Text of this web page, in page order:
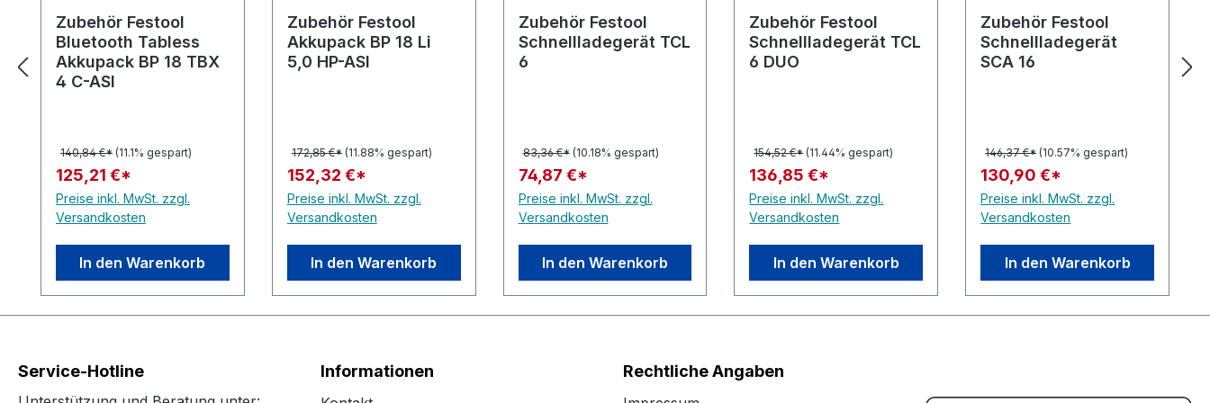
Zubehör Festool
Bluetooth Tabless
Akkupack BP 18 TBX
4 C-ASI
140,84 €* (11.1% gespart)
125,21 €*
Preise inkl. MwSt. zzgl.
Versandkosten
In den Warenkorb
Zubehör Festool
Akkupack BP 18 Li
5,0 HP-ASI
172,85 €* (11.88% gespart)
152,32 €*
Preise inkl. MwSt. zzgl.
Versandkosten
In den Warenkorb
Zubehör Festool
Schnellladegerät TCL
6
83,36 €* (10.18% gespart)
74,87 €*
Preise inkl. MwSt. zzgl.
Versandkosten
In den Warenkorb
Zubehör Festool
Schnellladegerät TCL
6 DUO
154,52 €* (11.44% gespart)
136,85 €*
Preise inkl. MwSt. zzgl.
Versandkosten
In den Warenkorb
Zubehör Festool
Schnellladegerät
SCA 16
146,37 €* (10.57% gespart)
130,90 €*
Preise inkl. MwSt. zzgl.
Versandkosten
In den Warenkorb
Service-Hotline Informationen Rechtliche Angaben